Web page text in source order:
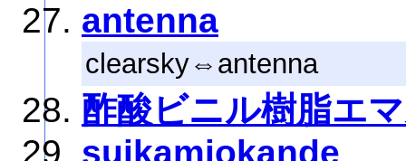
antenna
clearsky⇔antenna
酢酸ビニル樹脂エ
suikamiokande